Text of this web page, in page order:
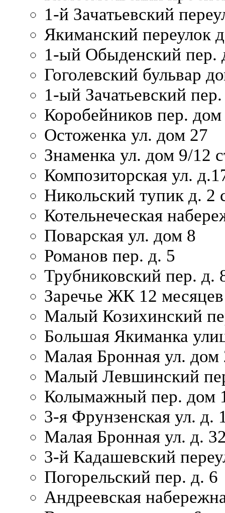
1-й Зачатьевский
Якиманский переулок
1-ый Обыденский пер.
Гоголевский бульвар
1-ый Зачатьевский
Коробейников пер.
Остоженка ул. дом 27
Знаменка ул. дом 9/12
Композиторская ул.
Никольский тупик д. 2
Котельнеческая
Поварская ул. дом 8
Романов пер. д. 5
Трубниковский пер. д.
Заречье ЖК 12 месяцев
Малый Козихинский
Большая Якиманка
Малая Бронная ул. дом
Малый Левшинский
Колымажный пер. дом
3-я Фрунзенская ул. д.
Малая Бронная ул. д.
3-й Кадашевский
Погорельский пер. д. 6
Андреевская